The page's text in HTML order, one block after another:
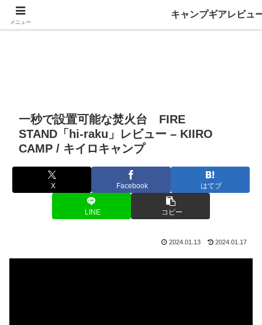
一秒で設置可能な焚火台 FIRE
STAND「hi-raku」レビュー – KIIRO
CAMP / キイロキャンプ
X Facebook はてブ
LINE コピー
2024.01.13 2024.01.17
メニュー
キャンプギアレビュ